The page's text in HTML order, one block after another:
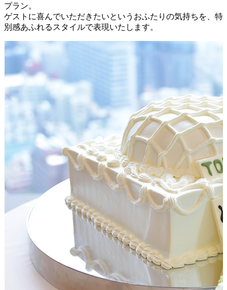
プラン。
ゲストに喜んでいただきたいというおふたりの気持ちを、特
別感あふれるスタイルで表現いたします。